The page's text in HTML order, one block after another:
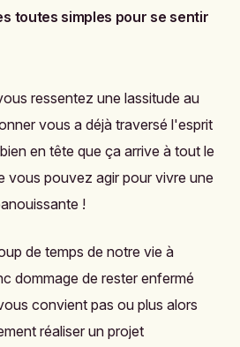
toutes simples pour se sentir
ressentez une lassitude au
vous a déjà traversé l'esprit
en tête que ça arrive à tout le
vous pouvez agir pour vivre une
!
de temps de notre vie à
dommage de rester enfermé
convient pas ou plus alors
réaliser un projet